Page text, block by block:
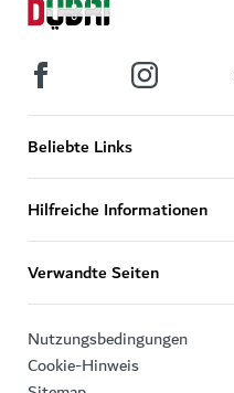
Beliebte Links
Hilfreiche Informationen
Verwandte Seiten
Nutzungsbedingungen
Cookie-Hinweis